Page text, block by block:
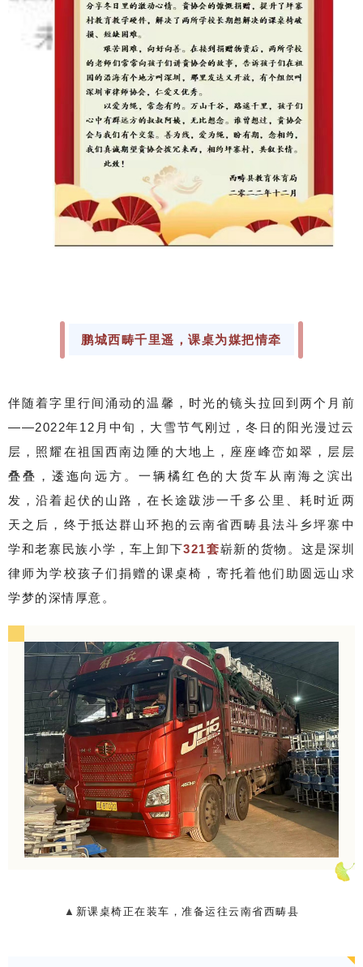
鹏城西畴千里遥，课桌为媒把情牵
伴随着字里行间涌动的温馨，时光的镜头拉回到两个月前
——2022年12月中旬，大雪节气刚过，冬日的阳光漫过云
层，照耀在祖国西南边陲的大地上，座座峰峦如翠，层层
叠叠，逶迤向远方。一辆橘红色的大货车从南海之滨出
发，沿着起伏的山路，在长途跋涉一千多公里、耗时近两
天之后，终于抵达群山环抱的云南省西畴县法斗乡坪寨中
学和老寨民族小学，车上卸下321套崭新的货物。这是深圳
律师为学校孩子们捐赠的课桌椅，寄托着他们助圆远山求
学梦的深情厚意。
▲ 新课桌椅正在装车，准备运往云南省西畴县